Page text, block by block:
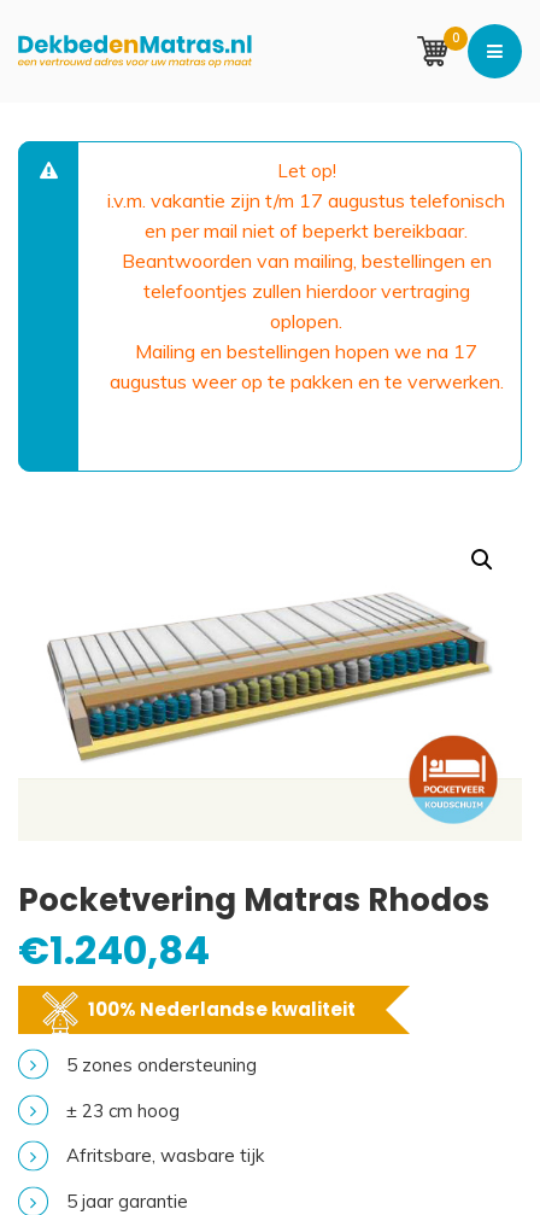
0
Let op!
i.v.m. vakantie zijn t/m 17 augustus telefonisch
en per mail niet of beperkt bereikbaar.
Beantwoorden van mailing, bestellingen en
telefoontjes zullen hierdoor vertraging
oplopen.
Mailing en bestellingen hopen we na 17
augustus weer op te pakken en te verwerken.
Pocketvering Matras Rhodos
€1.240,84
100% Nederlandse kwaliteit
5 zones ondersteuning
± 23 cm hoog
Afritsbare, wasbare tijk
5 jaar garantie